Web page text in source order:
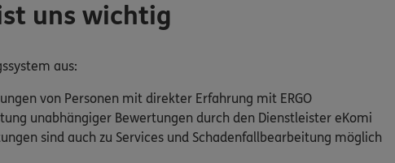
uns wichtig
aus:
von Personen mit direkter Erfahrung mit ERGO
unabhängiger Bewertungen durch den Dienstleister eKomi
sind auch zu Services und Schadenfallbearbeitung möglich